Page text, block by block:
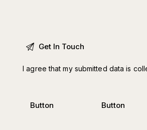
I agree that my submitted data is
Button Button